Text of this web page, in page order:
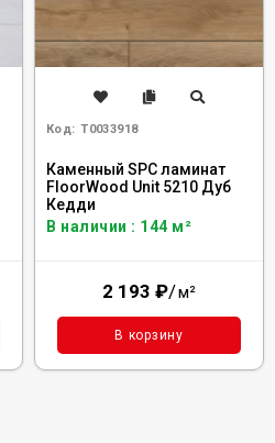
Код: Т0033918
Каменный SPC ламинат
FloorWood Unit 5210 Дуб
Кедди
В наличии : 144 м²
2 193 ₽/м²
В корзину